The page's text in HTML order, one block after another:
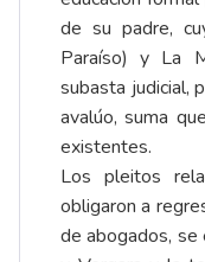
de su padre,
Paraíso) y La
subasta judicial,
avalúo, suma
existentes.
Los pleitos
obligaron a
de abogados, se